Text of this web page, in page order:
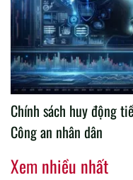
Chính sách huy động
Công an nhân dân
Xem nhiều nhất